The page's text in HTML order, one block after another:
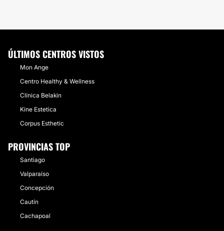
ÚLTIMOS CENTROS VISTOS
Mon Ange
Centro Healthy & Wellness
Clínica Belakin
Kine Estetica
Corpus Esthetic
PROVINCIAS TOP
Santiago
Valparaíso
Concepción
Cautín
Cachapoal